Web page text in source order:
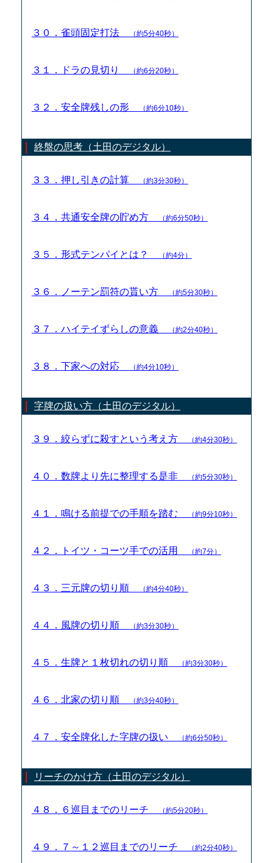
３０．雀頭固定打法 （約5分40秒）
３１．ドラの見切り （約6分20秒）
３２．安全牌残しの形 （約6分10秒）
終盤の思考（土田のデジタル）
３３．押し引きの計算 （約3分30秒）
３４．共通安全牌の貯め方 （約6分50秒）
３５．形式テンパイとは？ （約4分）
３６．ノーテン罰符の貰い方 （約5分30秒）
３７．ハイテイずらしの意義 （約2分40秒）
３８．下家への対応 （約4分10秒）
字牌の扱い方（土田のデジタル）
３９．絞らずに殺すという考え方 （約4分30秒）
４０．数牌より先に整理する是非 （約5分30秒）
４１．鳴ける前提での手順を踏む （約9分10秒）
４２．トイツ・コーツ手での活用 （約7分）
４３．三元牌の切り順 （約4分40秒）
４４．風牌の切り順 （約3分30秒）
４５．生牌と１枚切れの切り順 （約3分30秒）
４６．北家の切り順 （約3分40秒）
４７．安全牌化した字牌の扱い （約6分50秒）
リーチのかけ方（土田のデジタル）
４８．６巡目までのリーチ （約5分20秒）
４９．７～１２巡目までのリーチ （約2分40秒）